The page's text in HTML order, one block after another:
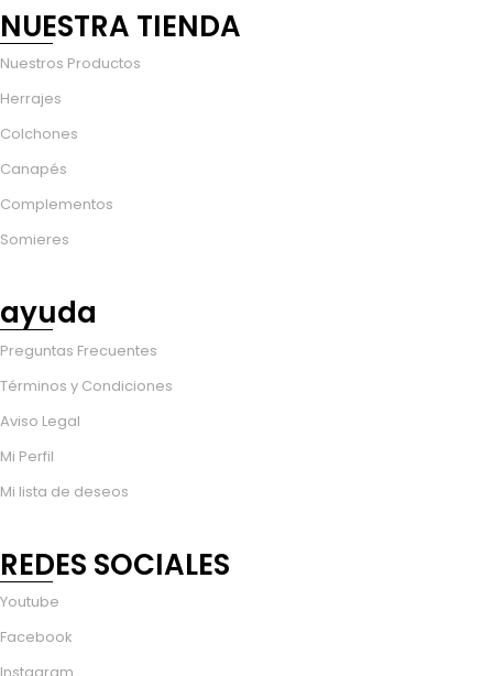
NUESTRA TIENDA
Nuestros Productos
Herrajes
Colchones
Canapés
Complementos
Somieres
ayuda
Preguntas Frecuentes
Términos y Condiciones
Aviso Legal
Mi Perfil
Mi lista de deseos
REDES SOCIALES
Youtube
Facebook